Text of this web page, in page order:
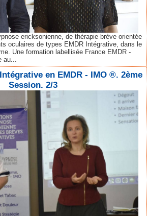
ericksonienne, de thérapie brève orientée
oculaires de types EMDR Intégrative, dans le
Une formation labellisée France EMDR -
en EMDR - IMO ®. 2ème
Session. 2/3